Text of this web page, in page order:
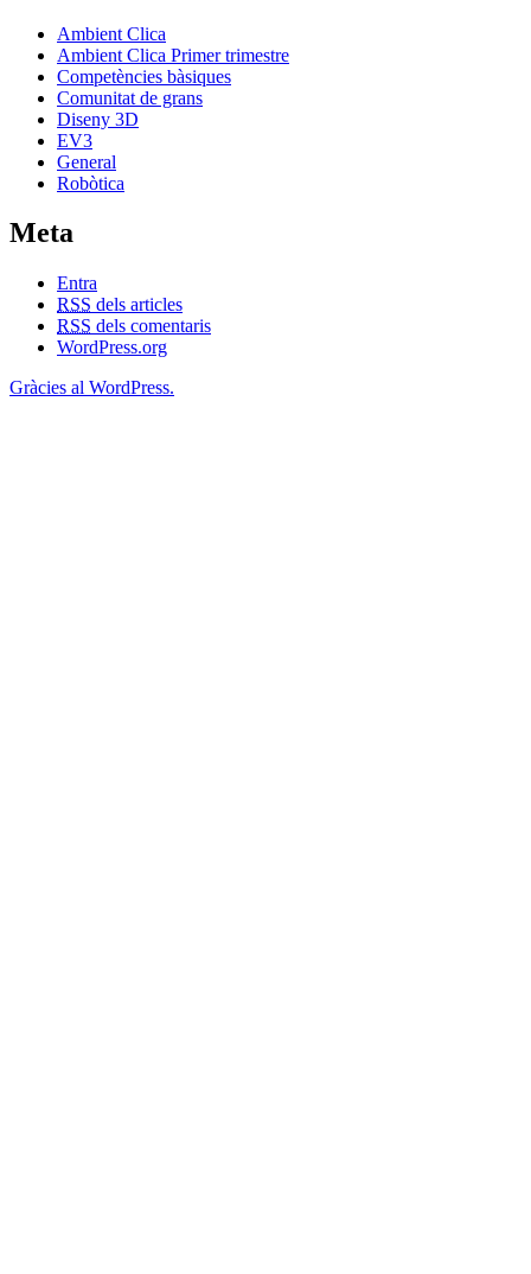
Ambient Clica
Ambient Clica Primer trimestre
Competències bàsiques
Comunitat de grans
Diseny 3D
EV3
General
Robòtica
Meta
Entra
RSS dels articles
RSS dels comentaris
WordPress.org
Gràcies al WordPress.